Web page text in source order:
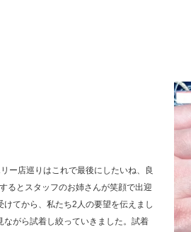
ー店巡りはこれで最後にしたいね、良
るとスタッフのお姉さんが笑顔で出迎
てから、私たち2人の要望を伝えまし
がら試着し絞っていきました。試着